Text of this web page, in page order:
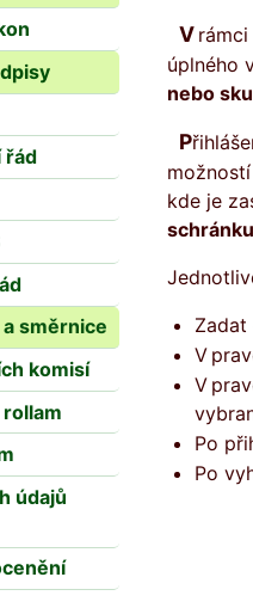
řád
směrnice
komisí
rollam
údajů
V rámci různých skutečností, např. získání dotace, se můžete setkat s požadavkem ve smyslu doložení
úplného
nebo
kde je
schránku
V
V
Po
Po